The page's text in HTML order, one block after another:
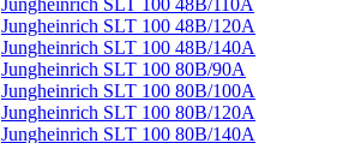
Jungheinrich SLT 100 48B/120A
Jungheinrich SLT 100 48B/140A
Jungheinrich SLT 100 80B/90A
Jungheinrich SLT 100 80B/100A
Jungheinrich SLT 100 80B/120A
Jungheinrich SLT 100 80B/140A